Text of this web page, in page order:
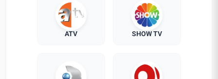
ATV SHOW TV